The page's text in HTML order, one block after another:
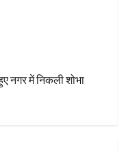
नगर में निकली शोभा